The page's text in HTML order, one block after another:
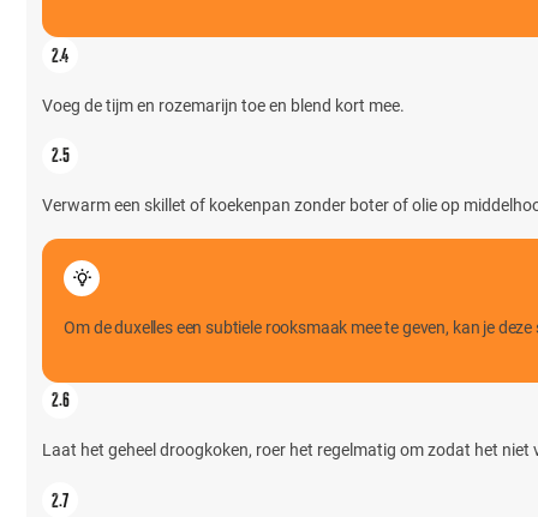
Voeg de tijm en rozemarijn toe en blend kort mee.
Verwarm een skillet of koekenpan zonder boter of olie op
Om de duxelles een subtiele rooksmaak mee te geven, kan je
Laat het geheel droogkoken, roer het regelmatig om zodat het niet